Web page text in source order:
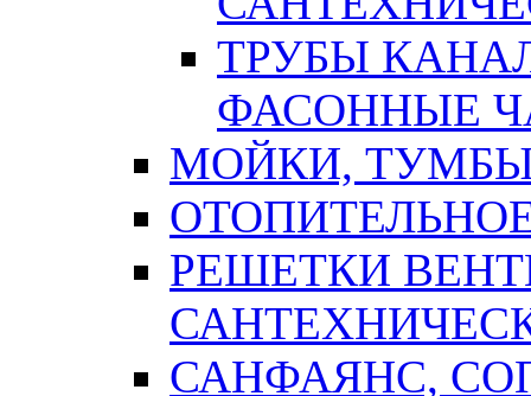
ТРУБЫ
ФАСОННЫЕ
МОЙКИ,
РЕШЕТКИ
САНФАЯНС,